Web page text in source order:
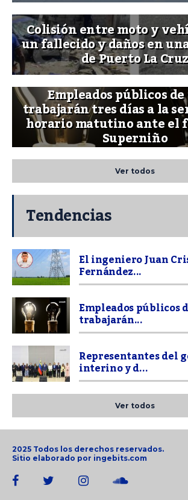
Colisión entre moto y
un fallecido y daños en
de Puerto La
Empleados públicos
trabajarán tres días a la
horario matutino ante el
Superniño
Ver todos
Tendencias
El ingeniero Juan
Fernández...
Empleados públicos
trabajarán...
Representantes del
interino y d...
Ver todos
2025 Todos los derechos reservados.
Sitio elaborado por ingebits.com